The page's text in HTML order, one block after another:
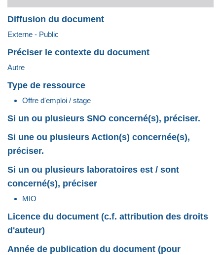
Diffusion du document
Externe - Public
Préciser le contexte du document
Autre
Type de ressource
Offre d'emploi / stage
Si un ou plusieurs SNO concerné(s), préciser.
Si une ou plusieurs Action(s) concernée(s),
préciser.
Si un ou plusieurs laboratoires est / sont
concerné(s), préciser
MIO
Licence du document (c.f. attribution des droits
d'auteur)
Année de publication du document (pour